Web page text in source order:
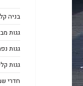
בניה
גגות
גגות
גגות
חדרי